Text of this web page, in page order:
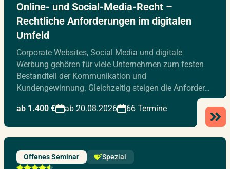
Online- und Social-Media-Recht –
Rechtliche Anforderungen im digitalen
Umfeld
Corporate Websites, Social Media und digitale
Werbung gehören für viele Unternehmen zum festen
Bestandteil der Kommunikation und
Kundengewinnung. Gleichzeitig steigen die Anforder…
ab 1.400 € ab 20.08.2026 66 Termine
Offenes Seminar Spezial